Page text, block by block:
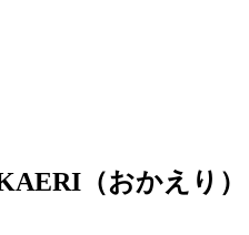
（おかえり）